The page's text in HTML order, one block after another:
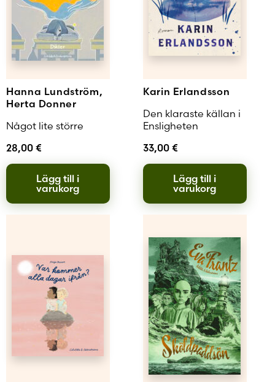
Hanna Lundström,
Herta Donner
Något lite större
28,00 €
Lägg till i
varukorg
Karin Erlandsson
Den klaraste källan i
Ensligheten
33,00 €
Lägg till i
varukorg